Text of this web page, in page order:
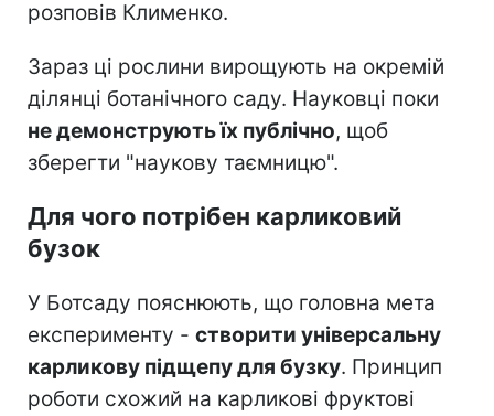
розповів Клименко.
Зараз ці рослини вирощують на окремій
ділянці ботанічного саду. Науковці поки
не демонструють їх публічно, щоб
зберегти "наукову таємницю".
Для чого потрібен карликовий
бузок
У Ботсаду пояснюють, що головна мета
експерименту - створити універсальну
карликову підщепу для бузку. Принцип
роботи схожий на карликові фруктові